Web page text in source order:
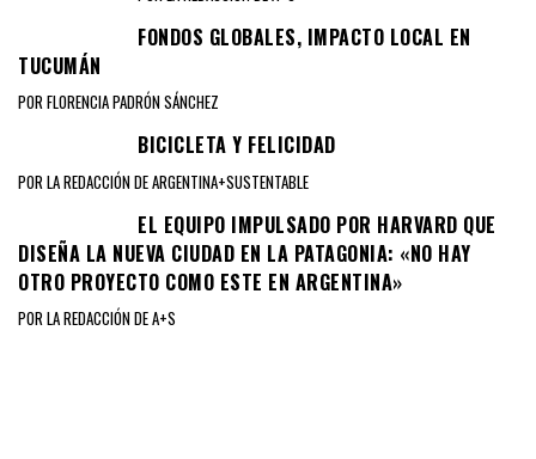
FONDOS GLOBALES, IMPACTO LOCAL EN
TUCUMÁN
POR FLORENCIA PADRÓN SÁNCHEZ
BICICLETA Y FELICIDAD
POR LA REDACCIÓN DE ARGENTINA+SUSTENTABLE
EL EQUIPO IMPULSADO POR HARVARD QUE
DISEÑA LA NUEVA CIUDAD EN LA PATAGONIA: «NO HAY
OTRO PROYECTO COMO ESTE EN ARGENTINA»
POR LA REDACCIÓN DE A+S